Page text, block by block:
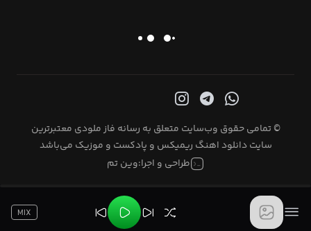
© تمامی حقوق وب‌سایت متعلق به رسانه فاز ملودی معتبرترین
سایت دانلود اهنگ ریمیکس و پادکست و موزیک می‌باشد
طراحی و اجرا:وین تم
MIX